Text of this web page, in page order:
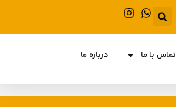
تماس با ما درباره ما